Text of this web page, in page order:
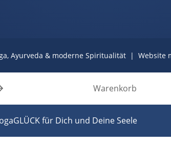
Ayurveda & moderne Spiritualität | Website
Warenkorb
für Dich und Deine Seele